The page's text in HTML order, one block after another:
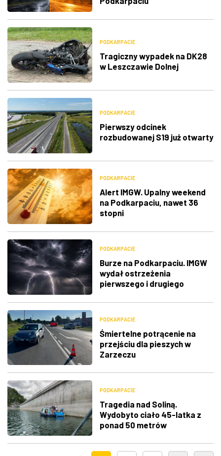
PODKARPACIE
Tragiczny wypadek na DK28
w Leszczawie Dolnej
PODKARPACIE
Pierwszy odcinek
rozbudowanej S19 już otwarty
PODKARPACIE
Alert IMGW. Upalny weekend
na Podkarpaciu, nawet 36
stopni
PODKARPACIE
Burze na Podkarpaciu. IMGW
wydał ostrzeżenia
pierwszego i drugiego
PODKARPACIE
Śmiertelne potrącenie na
przejściu dla pieszych w
Zarzeczu
PODKARPACIE
Tragedia nad Soliną.
Wydobyto ciało 45-latka z
ponad 50 metrów